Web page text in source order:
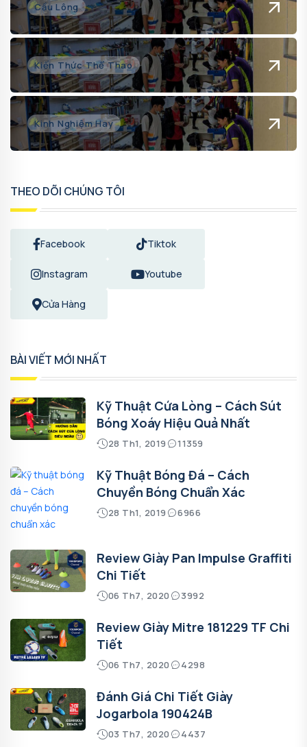
Cầu Lông
Kiến Thức Thể Thao
Kinh Nghiệm Hay
THEO DÕI CHÚNG TÔI
Facebook Tiktok
Instagram Youtube
Cửa Hàng
BÀI VIẾT MỚI NHẤT
Kỹ Thuật Cứa Lòng – Cách Sút
Bóng Xoáy Hiệu Quả Nhất
28 Th1, 2019 11359
Kỹ Thuật Bóng Đá – Cách
Chuyền Bóng Chuẩn Xác
28 Th1, 2019 6966
Review Giày Pan Impulse Graffiti
Chi Tiết
06 Th7, 2020 3992
Review Giày Mitre 181229 TF Chi
Tiết
06 Th7, 2020 4298
Đánh Giá Chi Tiết Giày
Jogarbola 190424B
03 Th7, 2020 4437